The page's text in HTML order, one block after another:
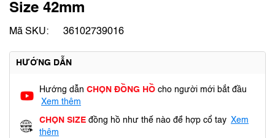
Size 42mm
Mã SKU: 36102739016
HƯỚNG DẪN
Hướng dẫn CHỌN ĐỒNG HỒ cho người mới bắt đầu
Xem thêm
CHỌN SIZE đồng hồ như thế nào để hợp cổ tay Xem
thêm